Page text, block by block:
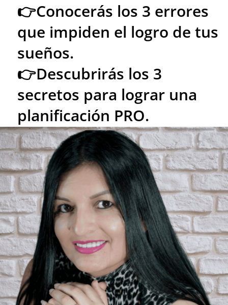
👉Conocerás los 3 errores
que impiden el logro de tus
sueños.⁣
👉Descubrirás los 3
secretos para lograr una
planificación PRO.